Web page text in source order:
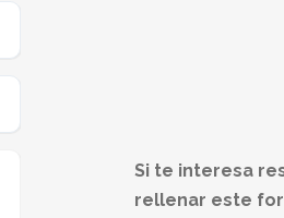
Si te interesa
rellenar este